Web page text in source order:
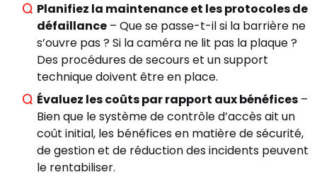
Planifiez la maintenance et les protocoles de
défaillance – Que se passe-t-il si la barrière ne
s’ouvre pas ? Si la caméra ne lit pas la plaque ?
Des procédures de secours et un support
technique doivent être en place.
Évaluez les coûts par rapport aux bénéfices –
Bien que le système de contrôle d’accès ait un
coût initial, les bénéfices en matière de sécurité,
de gestion et de réduction des incidents peuvent
le rentabiliser.